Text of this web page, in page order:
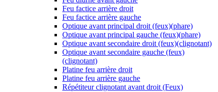
Feu factice arrière droit
Feu factice arrière gauche
Optique avant principal droit (feux)(phare)
Optique avant principal gauche (feux)(phare)
Optique avant secondaire droit (feux)(clignotant)
Optique avant secondaire gauche (feux)
(clignotant)
Platine feu arrière droit
Platine feu arrière gauche
Répétiteur clignotant avant droit (Feux)